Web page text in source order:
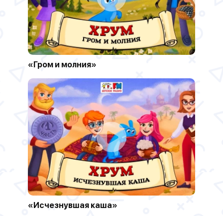
«Гром и молния»
«Исчезнувшая каша»